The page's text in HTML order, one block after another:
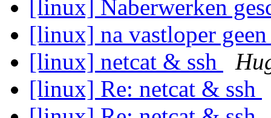
[linux] Naberwerken
[linux] na vastloper
[linux] netcat & ssh
[linux] Re: netcat & ssh